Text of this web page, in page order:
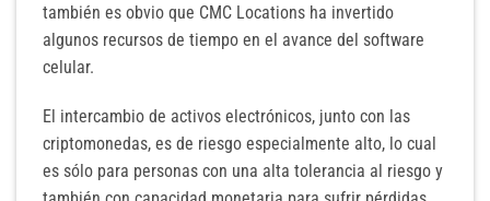
también es obvio que CMC Locations ha invertido
algunos recursos de tiempo en el avance del software
celular.
El intercambio de activos electrónicos, junto con las
criptomonedas, es de riesgo especialmente alto, lo cual
es sólo para personas con una alta tolerancia al riesgo y